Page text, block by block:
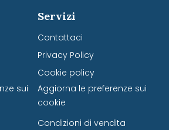
sui
Servizi
Contattaci
Privacy Policy
Cookie policy
Aggiorna le preferenze sui
cookie
Condizioni di vendita